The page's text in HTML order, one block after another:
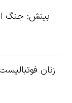
بینش: جنگ
زنان